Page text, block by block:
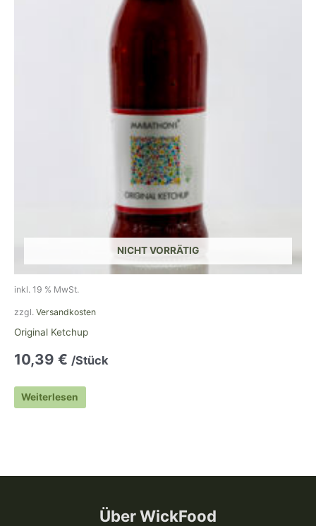
NICHT VORRÄTIG
inkl. 19 % MwSt.
zzgl. Versandkosten
Original Ketchup
10,39 € /Stück
Weiterlesen
Über WickFood